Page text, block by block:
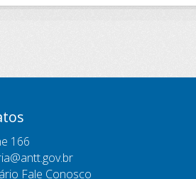
166
Fale Conosco